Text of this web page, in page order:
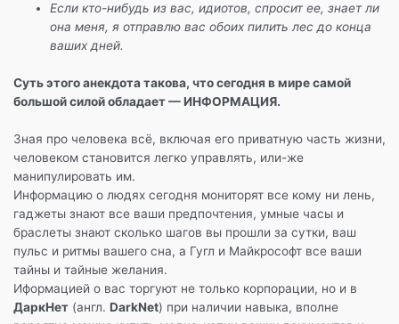
Если кто-нибудь из вас, идиотов, спросит ее, знает ли
она меня, я отправлю вас обоих пилить лес до конца
ваших дней.
Суть этого анекдота такова, что сегодня в мире самой
большой силой обладает — ИНФОРМАЦИЯ.
Зная про человека всё, включая его приватную часть жизни,
человеком становится легко управлять, или-же
манипулировать им.
Информацию о людях сегодня мониторят все кому ни лень,
гаджеты знают все ваши предпочтения, умные часы и
браслеты знают сколько шагов вы прошли за сутки, ваш
пульс и ритмы вашего сна, а Гугл и Майкрософт все ваши
тайны и тайные желания.
Иформацией о вас торгуют не только корпорации, но и в
ДаркНет (англ. DarkNet) при наличии навыка, вполне